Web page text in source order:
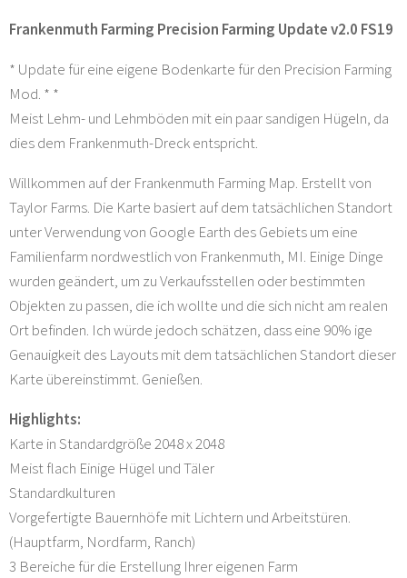
Frankenmuth Farming Precision Farming Update v2.0 FS19
* Update für eine eigene Bodenkarte für den Precision Farming
Mod. * *
Meist Lehm- und Lehmböden mit ein paar sandigen Hügeln, da
dies dem Frankenmuth-Dreck entspricht.
Willkommen auf der Frankenmuth Farming Map. Erstellt von
Taylor Farms. Die Karte basiert auf dem tatsächlichen Standort
unter Verwendung von Google Earth des Gebiets um eine
Familienfarm nordwestlich von Frankenmuth, MI. Einige Dinge
wurden geändert, um zu Verkaufsstellen oder bestimmten
Objekten zu passen, die ich wollte und die sich nicht am realen
Ort befinden. Ich würde jedoch schätzen, dass eine 90% ige
Genauigkeit des Layouts mit dem tatsächlichen Standort dieser
Karte übereinstimmt. Genießen.
Highlights:
Karte in Standardgröße 2048 x 2048
Meist flach Einige Hügel und Täler
Standardkulturen
Vorgefertigte Bauernhöfe mit Lichtern und Arbeitstüren.
(Hauptfarm, Nordfarm, Ranch)
3 Bereiche für die Erstellung Ihrer eigenen Farm